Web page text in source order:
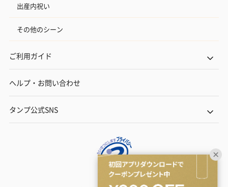
出産内祝い
その他のシーン
ご利用ガイド
ヘルプ・お問い合わせ
タンプ公式SNS